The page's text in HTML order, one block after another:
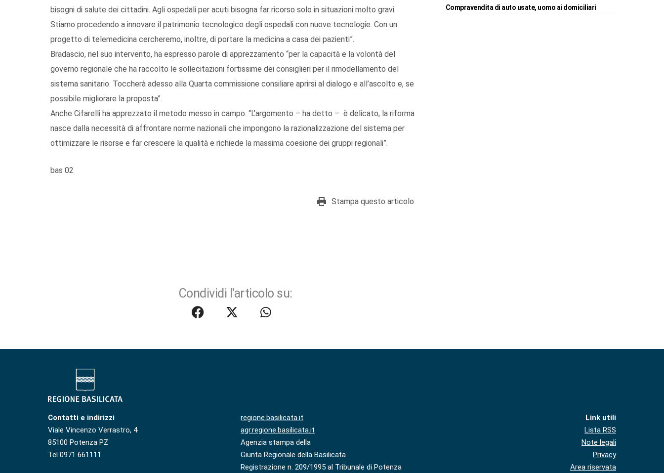
bisogni di salute dei cittadini. Agli ospedali per acuti bisogna far ricorso solo in situazioni molto gravi.
Stiamo procedendo a innovare il patrimonio tecnologico degli ospedali con nuove tecnologie. Con un
progetto di telemedicina cercheremo, inoltre, di portare la medicina a casa dei pazienti”.
Bradascio, nel suo intervento, ha espresso parole di apprezzamento “per la capacità e la volontà del
governo regionale che ha raccolto le sollecitazioni fortissime dei consiglieri per il rimodellamento del
sistema sanitario. Toccherà adesso alla Quarta commissione consiliare aprirsi al dialogo e all’ascolto e, se
possibile migliorare la proposta”.
Anche Cifarelli ha apprezzato il metodo messo in campo. “L’argomento – ha detto – è delicato, la riforma
nasce dalla necessità di affrontare norme nazionali che impongono la razionalizzazione del sistema per
ottimizzare le risorse e far crescere la qualità e richiede la massima coesione dei gruppi regionali”.
bas 02
Stampa questo articolo
Condividi l'articolo su:
Compravendita di auto usate, uomo ai domiciliari
Contatti e indirizzi
Viale Vincenzo Verrastro, 4
85100 Potenza PZ
Tel 0971 661111
regione.basilicata.it
agr.regione.basilicata.it
Agenzia stampa della
Giunta Regionale della Basilicata
Registrazione n. 209/1995 al Tribunale di Potenza
Link utili
Lista RSS
Note legali
Privacy
Area riservata